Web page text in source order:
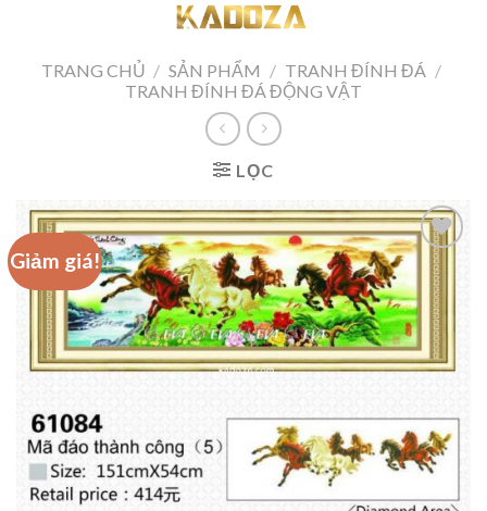
contentTRANG CHỦ / SẢN PHẨM / TRANH ĐÍNH ĐÁ /
TRANH ĐÍNH ĐÁ ĐỘNG VẬT
LỌC
Giảm giá!
Add to
wishlist